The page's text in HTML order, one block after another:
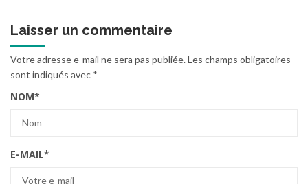
Laisser un commentaire
Votre adresse e-mail ne sera pas publiée.Les champs obligatoires
sont indiqués avec *
NOM*
E-MAIL*